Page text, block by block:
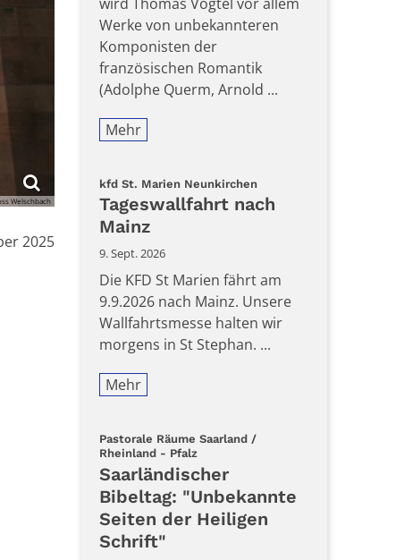
Welschbach
2025
Werke von unbekannteren
Komponisten der
französischen Romantik
(Adolphe Querm, Arnold ...
Mehr
kfd St. Marien Neunkirchen:
Tageswallfahrt nach
Mainz
9. Sept. 2026
Die KFD St Marien fährt am
9.9.2026 nach Mainz. Unsere
Wallfahrtsmesse halten wir
morgens in St Stephan. ...
Mehr
Pastorale Räume Saarland /
Rheinland - Pfalz
Saarländischer
Bibeltag: "Unbekannte
Seiten der Heiligen
Schrift"